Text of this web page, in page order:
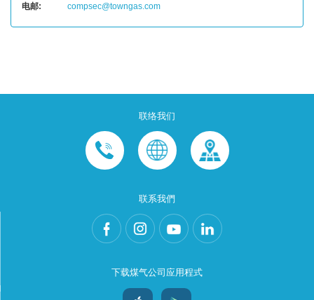
电邮:
compsec@towngas.com
联络我们
联系我們
下载煤气公司应用程式